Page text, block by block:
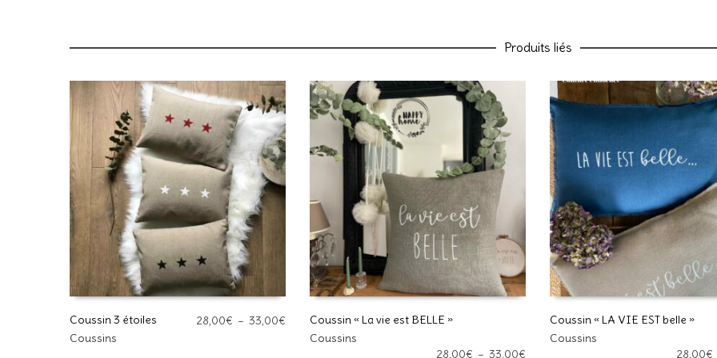
Nom
E-mail
Enregistrer mon nom, mon e-
commentaire.
Ce site utilise Akismet pour
Produits liés
CHOIX DES OPTIONS
Ce
Coussin 3 étoiles
Coussins
28,00€ – 33,00€ Plage
CHOIX DES OPTIONS
Ce
Coussin « La vie est BELLE »
Coussins
28,00€ – 33,00€
CHOIX DES OPTIONS
Ce
Coussin « LA VIE EST belle »
Coussins
28,00€